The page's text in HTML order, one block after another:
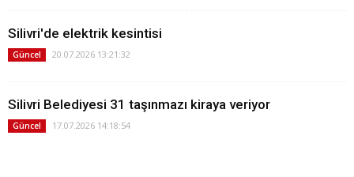
Silivri'de elektrik kesintisi
Güncel 20.07.2026 13:21:32
Silivri Belediyesi 31 taşınmazı kiraya veriyor
Güncel 17.07.2026 14:18:54